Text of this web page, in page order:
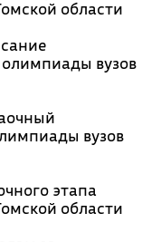
области
вузов
вузов
этапа
области